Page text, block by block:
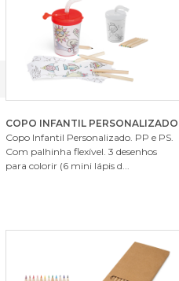
COPO INFANTIL PERSONALIZADO
Copo Infantil Personalizado. PP e PS.
Com palhinha flexível. 3 desenhos
para colorir (6 mini lápis d...